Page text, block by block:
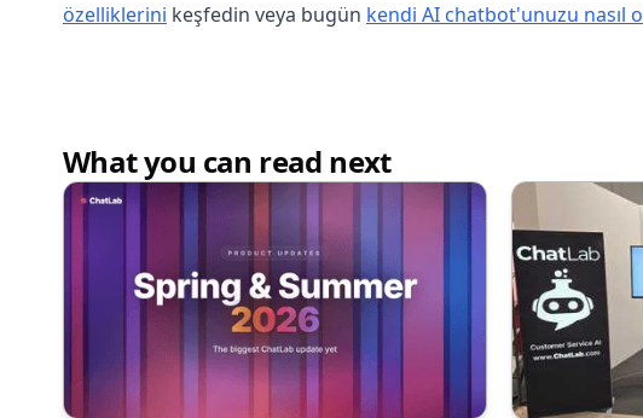
özelliklerini keşfedin veya bugün kendi AI chatbot'unuzu nasıl
What you can read next